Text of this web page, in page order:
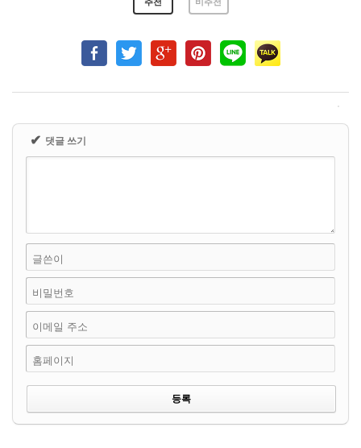
✔ 댓글 쓰기
글쓴이
비밀번호
이메일 주소
홈페이지